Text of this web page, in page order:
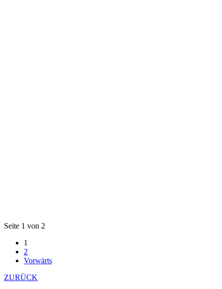
Seite 1 von 2
1
2
Vorwärts
ZURÜCK